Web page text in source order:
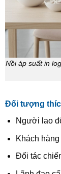
Nồi áp suất in
Đối tượng
Người lao
Khách
Đối tác